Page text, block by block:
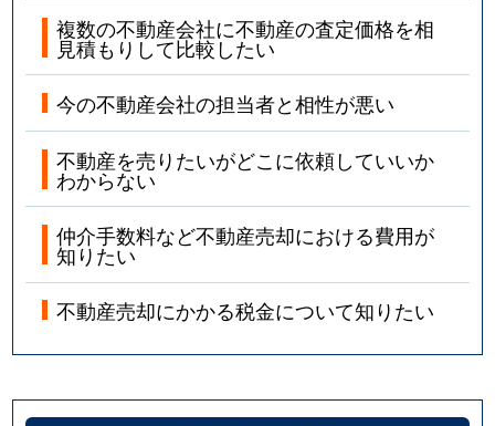
複数の不動産会社に不動産の査定価格を相
見積もりして比較したい
今の不動産会社の担当者と相性が悪い
不動産を売りたいがどこに依頼していいか
わからない
仲介手数料など不動産売却における費用が
知りたい
不動産売却にかかる税金について知りたい